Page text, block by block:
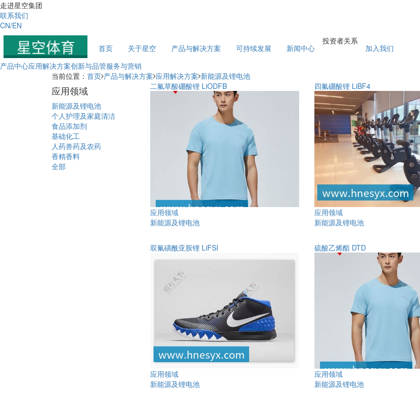
走进星空集团
联系我们
CN/EN
首页 关于星空 产品与解决方案 可持续发展 新闻中心
投资者关系
加入我们
产品中心应用解决方案创新与品管服务与营销
当前位置： 首页 产品与解决方案 应用解决方案 新能源及锂电池
应用领域
新能源及锂电池
个人护理及家庭清洁
食品添加剂
基础化工
人药兽药及农药
香精香料
全部
二氟草酸硼酸锂 LiODFB
应用领域
新能源及锂电池
四氟硼酸锂 LiBF4
应用领域
新能源及锂电池
双氟磺酰亚胺锂 LiFSI
应用领域
新能源及锂电池
硫酸乙烯酯 DTD
应用领域
新能源及锂电池